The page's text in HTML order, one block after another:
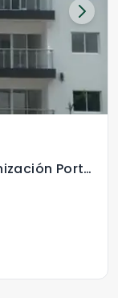
Apartamento en Venta en Urbanización Portela Navarrete